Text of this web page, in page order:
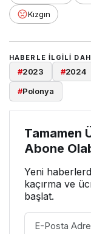
Kızgın
HABERLE ILGILI
#2023 #2024
#Polonya
Tamamen
Abone
Yeni
kaçırma ve
başlat.